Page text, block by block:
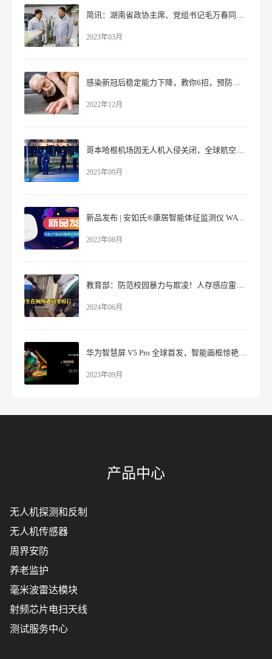
简讯：湖南省政协主席、党组书记毛万春同志一行来时变通讯考察调研
2023年03月
感染新冠后稳定能力下降，教你6招，预防家中老人跌倒！
2022年12月
哥本哈根机场因无人机入侵关闭，全球航空安全再响警钟！
2025年09月
新品发布 | 安如氏®康居智能体征监测仪 WAVVE
2022年08月
教育部：防范校园暴力与欺凌！人存感应雷达或可胜任
2024年06月
华为智慧屏 V5 Pro 全球首发，智能画框惊艳无界的世界！
2023年09月
产品中心
无人机探测和反制
无人机传感器
周界安防
养老监护
毫米波雷达模块
射频芯片电扫天线
测试服务中心